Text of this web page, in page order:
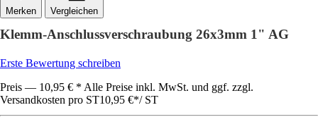
Vergleichen
Klemm-Anschlussverschraubung 26x3mm 1" AG
Erste Bewertung schreiben
Preis — 10,95 € * Alle Preise inkl. MwSt. und ggf. zzgl.
Versandkosten pro ST10,95 €*/ ST